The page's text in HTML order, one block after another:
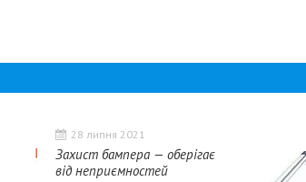
28 липня 2021
Захист бампера — оберігає
від неприємностей